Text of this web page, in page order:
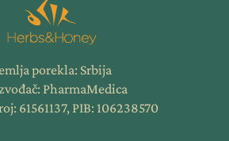
porekla: Srbija
PharmaMedica
61561137, PIB: 106238570